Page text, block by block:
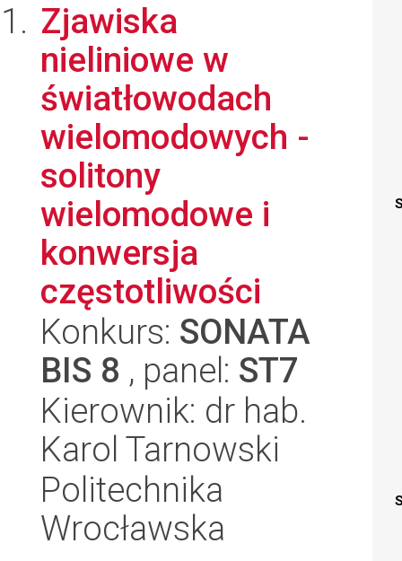
Zjawiska
nieliniowe w
światłowodach
wielomodowych -
solitony
wielomodowe i
konwersja
częstotliwości
Konkurs: SONATA
BIS 8 , panel: ST7
Kierownik: dr hab.
Karol Tarnowski
Politechnika
Wrocławska